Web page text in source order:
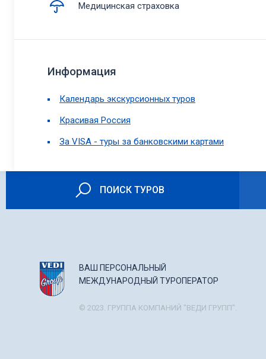
Медицинская страховка
Информация
Календарь экскурсионных туров
Красивая Россия
За VISA - туры за банковскими картами
ПОИСК ТУРОВ
ВАШ ПЕРСОНАЛЬНЫЙ
МЕЖДУНАРОДНЫЙ ТУРОПЕРАТОР
© 2023. ГРУППА КОМПАНИЙ "ВЕДИ ГРУПП".